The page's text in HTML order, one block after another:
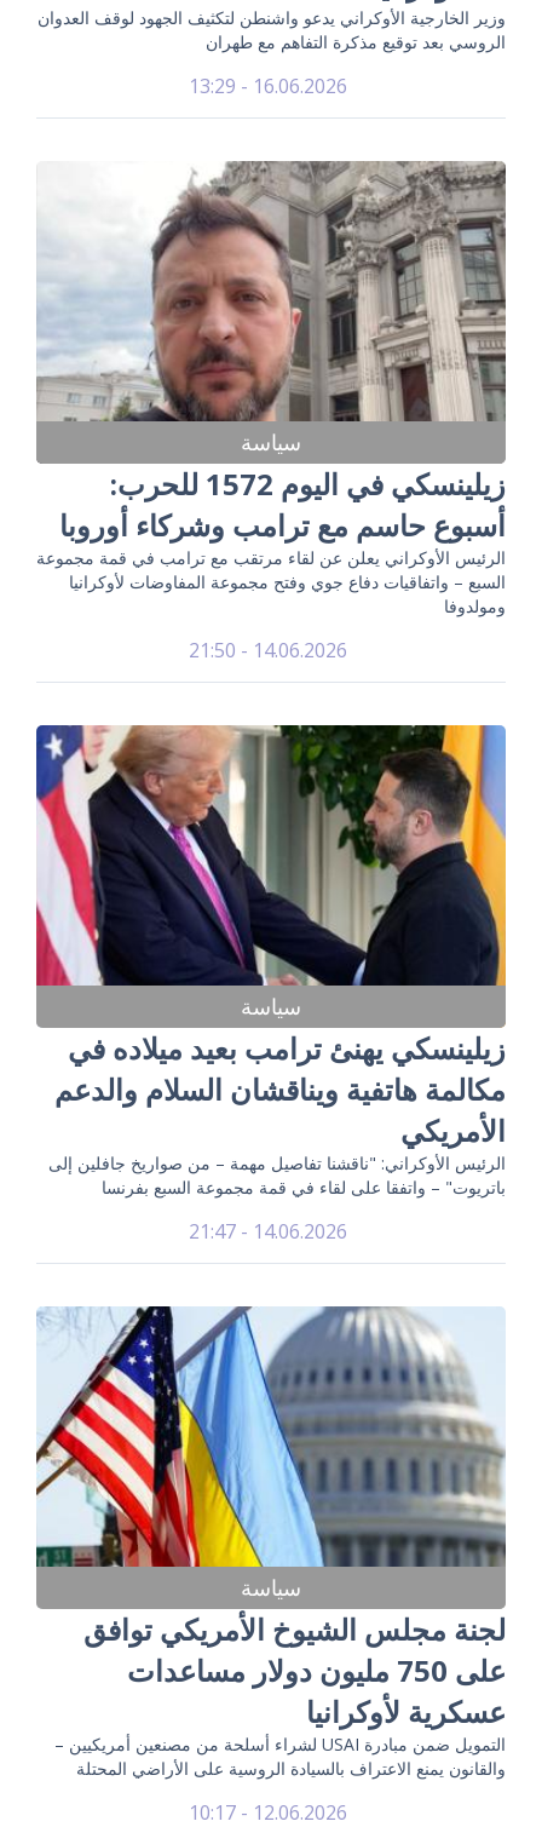
وزير الخارجية الأوكراني يدعو واشنطن لتكثيف الجهود لوقف العدوان
الروسي بعد توقيع مذكرة التفاهم مع طهران
16.06.2026 - 13:29
سياسة
زيلينسكي في اليوم 1572 للحرب:
أسبوع حاسم مع ترامب وشركاء أوروبا
الرئيس الأوكراني يعلن عن لقاء مرتقب مع ترامب في قمة مجموعة
السبع – واتفاقيات دفاع جوي وفتح مجموعة المفاوضات لأوكرانيا
ومولدوفا
14.06.2026 - 21:50
سياسة
زيلينسكي يهنئ ترامب بعيد ميلاده في
مكالمة هاتفية ويناقشان السلام والدعم
الأمريكي
الرئيس الأوكراني: "ناقشنا تفاصيل مهمة – من صواريخ جافلين إلى
باتريوت" – واتفقا على لقاء في قمة مجموعة السبع بفرنسا
14.06.2026 - 21:47
سياسة
لجنة مجلس الشيوخ الأمريكي توافق
على 750 مليون دولار مساعدات
عسكرية لأوكرانيا
التمويل ضمن مبادرة USAI لشراء أسلحة من مصنعين أمريكيين –
والقانون يمنع الاعتراف بالسيادة الروسية على الأراضي المحتلة
12.06.2026 - 10:17